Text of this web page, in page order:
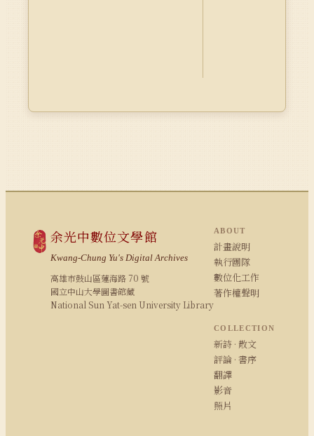
余光中數位文學館
Kwang-Chung Yu's Digital Archives
高雄市鼓山區蓮海路 70 號
國立中山大學圖書館藏
National Sun Yat-sen University Library
ABOUT
計畫說明
執行團隊
數位化工作
著作權聲明
COLLECTION
新詩 · 散文
評論 · 書序
翻譯
影音
照片